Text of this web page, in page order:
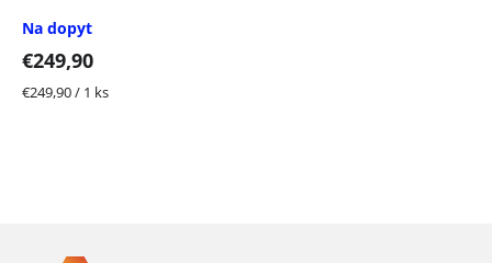
Na dopyt
€249,90
Jednotková
€249,90 / 1 ks